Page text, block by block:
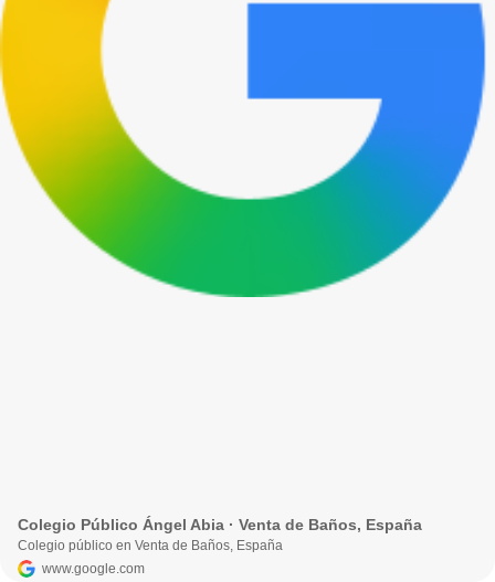
Colegio Público Ángel Abia · Venta de Baños, España
Colegio público en Venta de Baños, España
www.google.com